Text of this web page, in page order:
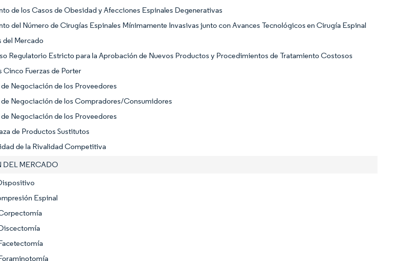
de los Casos de Obesidad y Afecciones Espinales Degenerativas
del Número de Cirugías Espinales Mínimamente Invasivas junto con Avances Tecnológicos en Cirugía Espinal
del Mercado
Regulatorio Estricto para la Aprobación de Nuevos Productos y Procedimientos de Tratamiento Costosos
Cinco Fuerzas de Porter
Negociación de los Proveedores
de Negociación de los Compradores/Consumidores
Negociación de los Proveedores
de Productos Sustitutos
de la Rivalidad Competitiva
DEL MERCADO
Espinal